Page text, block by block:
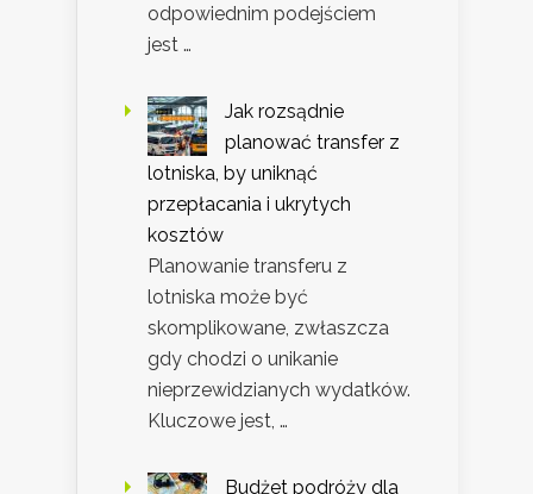
odpowiednim podejściem
jest …
Jak rozsądnie
planować transfer z
lotniska, by uniknąć
przepłacania i ukrytych
kosztów
Planowanie transferu z
lotniska może być
skomplikowane, zwłaszcza
gdy chodzi o unikanie
nieprzewidzianych wydatków.
Kluczowe jest, …
Budżet podróży dla